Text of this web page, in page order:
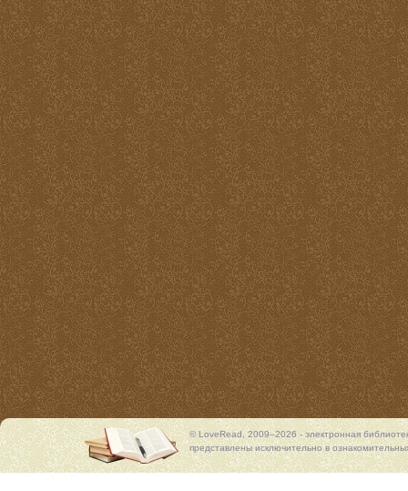
© LoveRead, 2009–2026 - электронная
представлены исключительно в